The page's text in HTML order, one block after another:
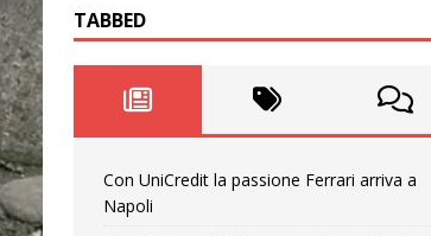
TABBED
Con UniCredit la passione Ferrari arriva a
Napoli